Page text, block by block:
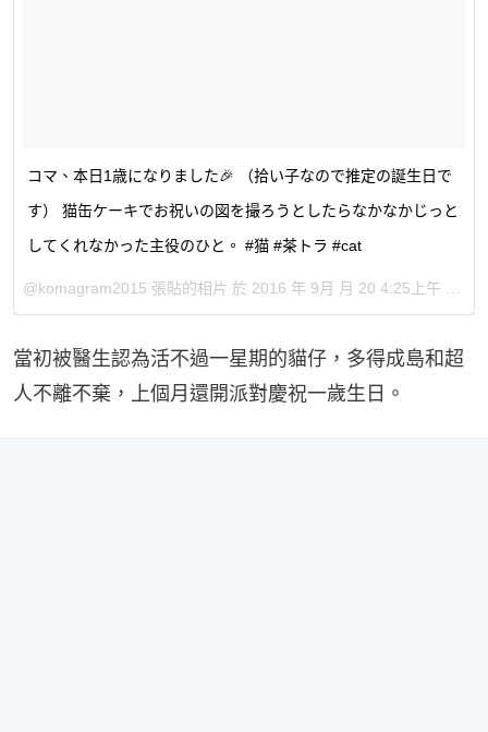
コマ、本日1歳になりました🎉 （拾い子なので推定の誕生日で
す） 猫缶ケーキでお祝いの図を撮ろうとしたらなかなかじっと
してくれなかった主役のひと。 #猫 #茶トラ #cat
@komagram2015 張貼的相片 於 2016 年 9月 月 20 4:25上午 PDT
當初被醫生認為活不過一星期的貓仔，多得成島和超
人不離不棄，上個月還開派對慶祝一歲生日。